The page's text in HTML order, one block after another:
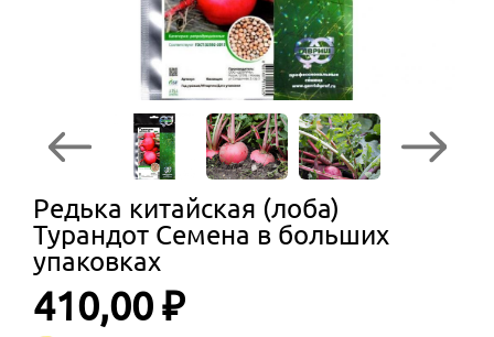
Редька китайская (лоба)
Турандот Семена в больших
упаковках
410,00 ₽